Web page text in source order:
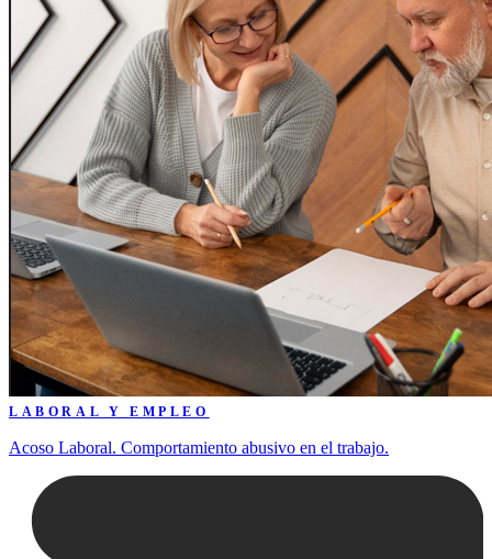
LABORAL Y EMPLEO
Acoso Laboral. Comportamiento abusivo en el trabajo.